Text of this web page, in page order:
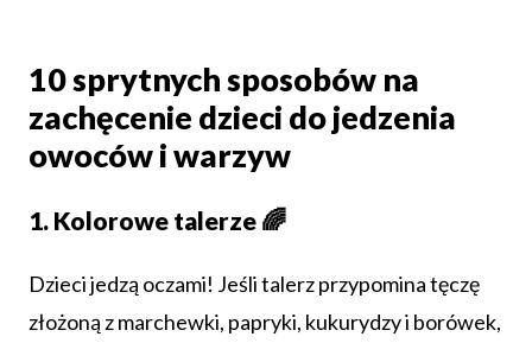
10 sprytnych sposobów na
zachęcenie dzieci do jedzenia
owoców i warzyw
1. Kolorowe talerze 🌈
Dzieci jedzą oczami! Jeśli talerz przypomina tęczę
złożoną z marchewki, papryki, kukurydzy i borówek,